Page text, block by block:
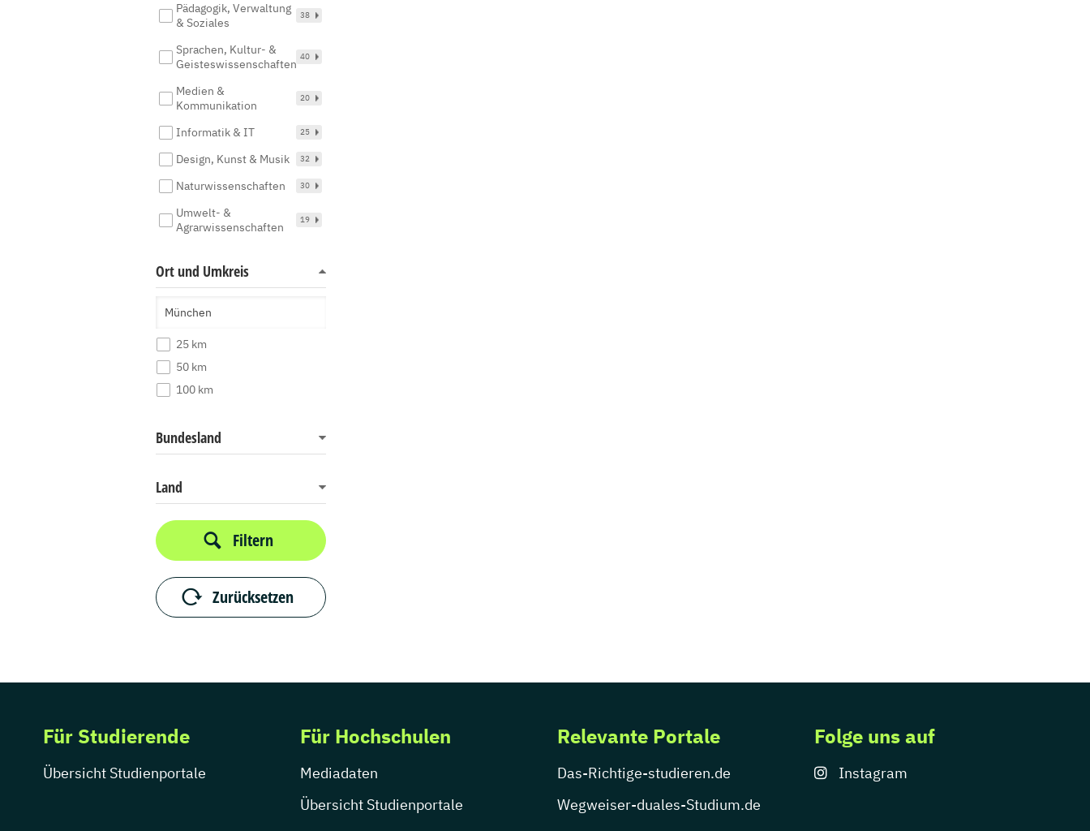
Pädagogik, Verwaltung
& Soziales
38
Sprachen, Kultur- &
Geisteswissenschaften
40
Medien &
Kommunikation
20
Informatik & IT 25
Design, Kunst & Musik 32
Naturwissenschaften 30
Umwelt- &
Agrarwissenschaften
19
Ort und Umkreis
25 km
50 km
100 km
Bundesland
Land
Filtern
Zurücksetzen
Für Studierende
Übersicht Studienportale
Für Hochschulen
Mediadaten
Übersicht Studienportale
Relevante Portale
Das-Richtige-studieren.de
Wegweiser-duales-Studium.de
Folge uns auf
Instagram